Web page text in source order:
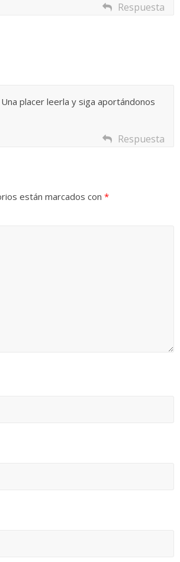
Respuesta
placer leerla y siga aportándonos
Respuesta
están marcados con *